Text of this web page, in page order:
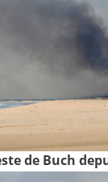
de Buch